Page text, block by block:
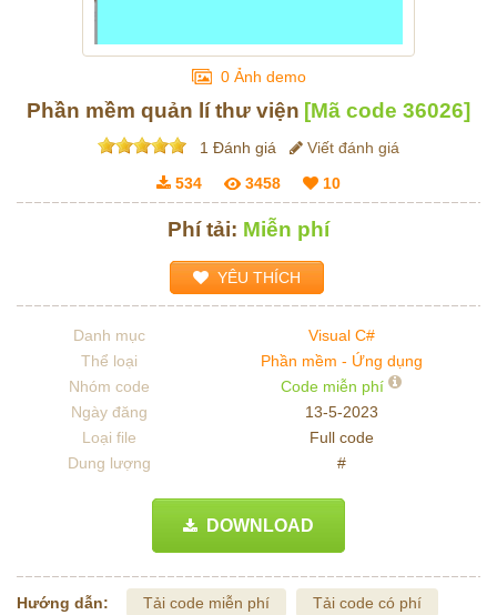
0 Ảnh demo
Phần mềm quản lí thư viện [Mã code 36026]
1 Đánh giá
Viết đánh giá
534
3458 10
Phí tải: Miễn phí
YÊU THÍCH
Danh mục
Visual C#
Thể loại
Phần mềm - Ứng dụng
Nhóm code
Code miễn phí
Ngày đăng
13-5-2023
Loại file
Full code
Dung lượng
#
DOWNLOAD
Hướng dẫn: Tải code miễn phí
Tải code có phí